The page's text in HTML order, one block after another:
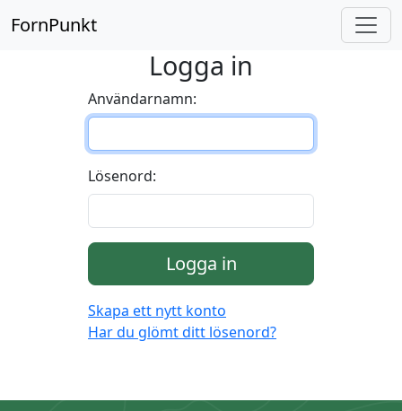
FornPunkt
Logga in
Användarnamn:
Lösenord:
Logga in
Skapa ett nytt konto
Har du glömt ditt lösenord?